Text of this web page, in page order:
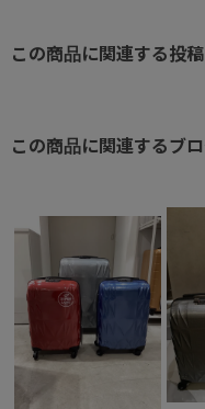
公的機関の検査に基づき、
TSダイヤルファスナーロ
この商品に関連する投稿
この商品に関連するブ